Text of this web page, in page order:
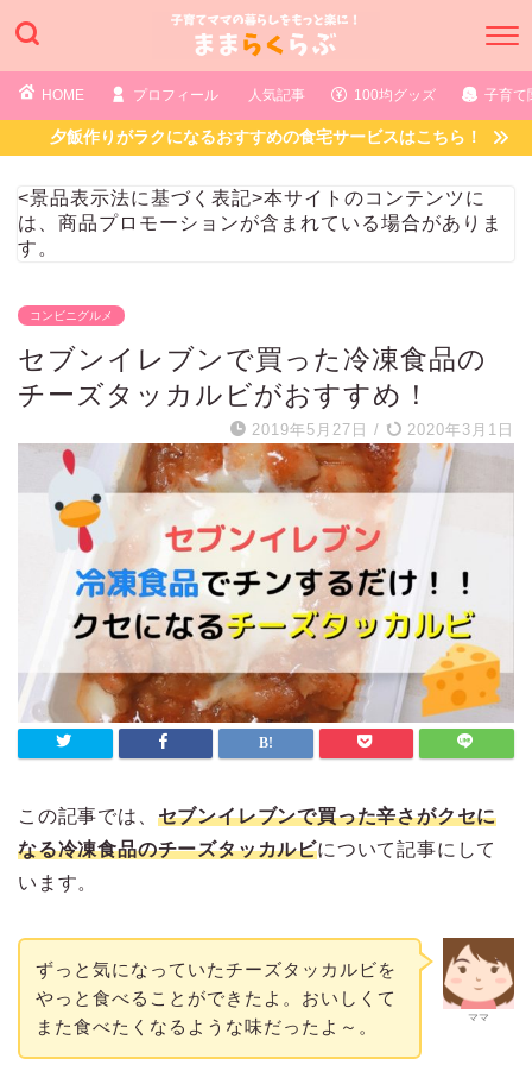
HOME プロフィール 人気記事 100均グッズ 子育て
夕飯作りがラクになるおすすめの食宅サービスはこちら！
<景品表示法に基づく表記>本サイトのコンテンツに
は、商品プロモーションが含まれている場合がありま
す。
コンビニグルメ
セブンイレブンで買った冷凍食品の
チーズタッカルビがおすすめ！
2019年5月27日 / 2020年3月1日
この記事では、 セブンイレブンで買った辛さがクセに
なる冷凍食品のチーズタッカルビについて記事にして
います。
ママ
ずっと気になっていたチーズタッカルビを
やっと食べることができたよ。おいしくて
また食べたくなるような味だったよ～。